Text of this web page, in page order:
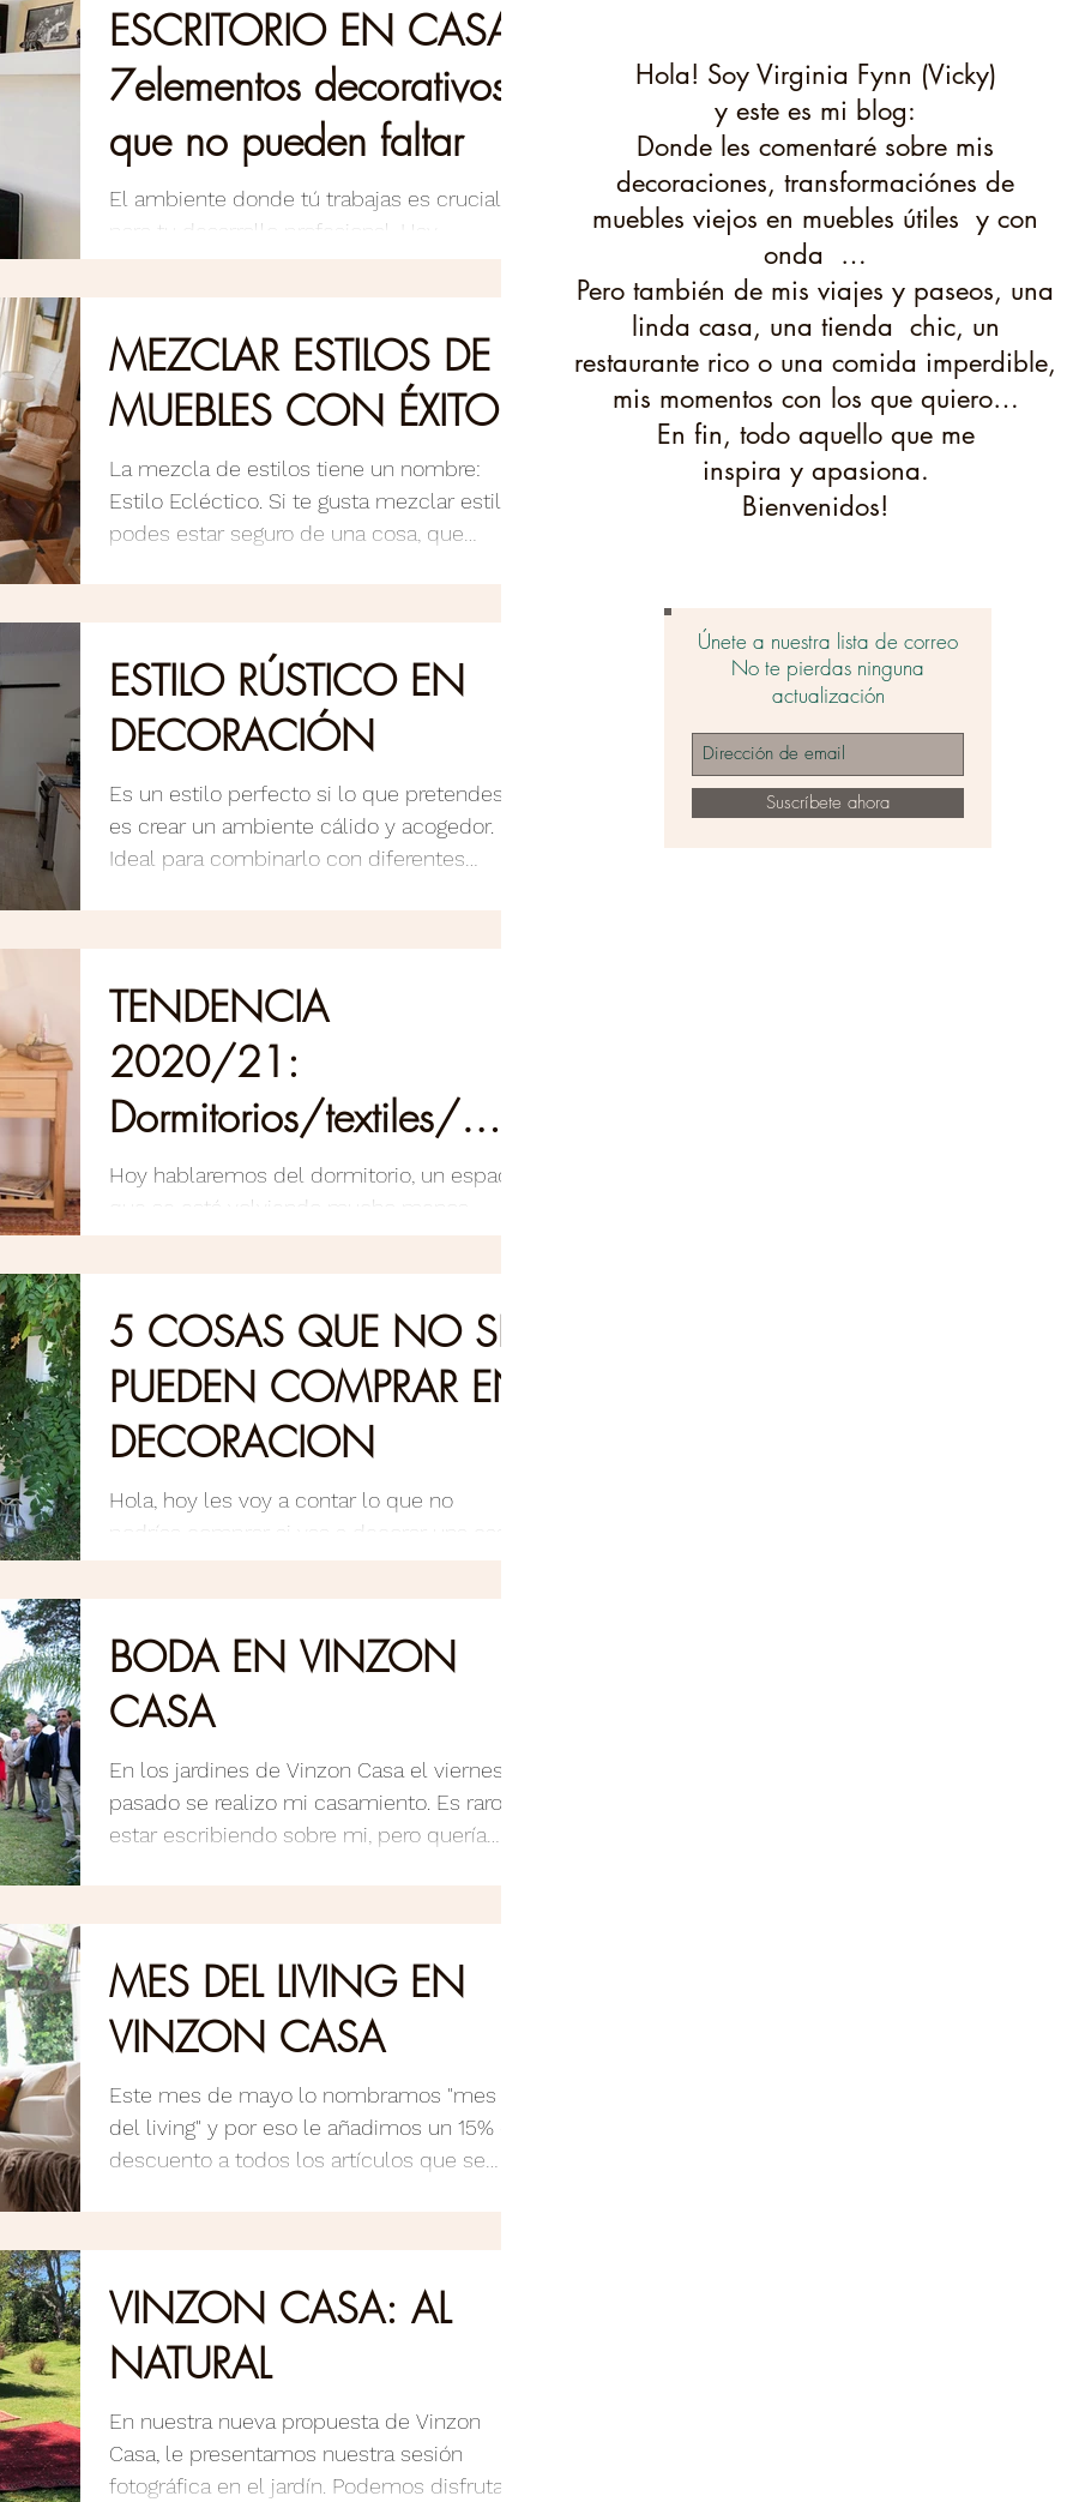
ESCRITORIO EN CASA,
7elementos decorativos
que no pueden faltar
El ambiente donde tú trabajas es crucial
para tu desarrollo profesional. Hay
MEZCLAR ESTILOS DE
MUEBLES CON ÉXITO
La mezcla de estilos tiene un nombre:
Estilo Ecléctico. Si te gusta mezclar estilos
podes estar seguro de una cosa, que
ESTILO RÚSTICO EN
DECORACIÓN
Es un estilo perfecto si lo que pretendes
es crear un ambiente cálido y acogedor.
Ideal para combinarlo con diferentes
TENDENCIA
2020/21:
Dormitorios/textiles/
fibras naturales
Hoy hablaremos del dormitorio, un espacio
que se está volviendo mucho menos
5 COSAS QUE NO SE
PUEDEN COMPRAR EN
DECORACION
Hola, hoy les voy a contar lo que no
podrías comprar si vas a decorar una casa
BODA EN VINZON
CASA
En los jardines de Vinzon Casa el viernes
pasado se realizo mi casamiento. Es raro
estar escribiendo sobre mi, pero quería
MES DEL LIVING EN
VINZON CASA
Este mes de mayo lo nombramos "mes
del living" y por eso le añadimos un 15% de
descuento a todos los artículos que se
VINZON CASA: AL
NATURAL
En nuestra nueva propuesta de Vinzon
Casa, le presentamos nuestra sesión
fotográfica en el jardín. Podemos disfrutar
Hola! Soy Virginia Fynn (Vicky)
y este es mi blog:
Donde les comentaré sobre mis
decoraciones, transformaciónes de
muebles viejos en muebles útiles y con
onda …
Pero también de mis viajes y paseos, una
linda casa, una tienda chic, un
restaurante rico o una comida imperdible,
mis momentos con los que quiero…
En fin, todo aquello que me
inspira y apasiona.
Bienvenidos!
Únete a nuestra lista de correo
No te pierdas ninguna
actualización
Suscríbete ahora